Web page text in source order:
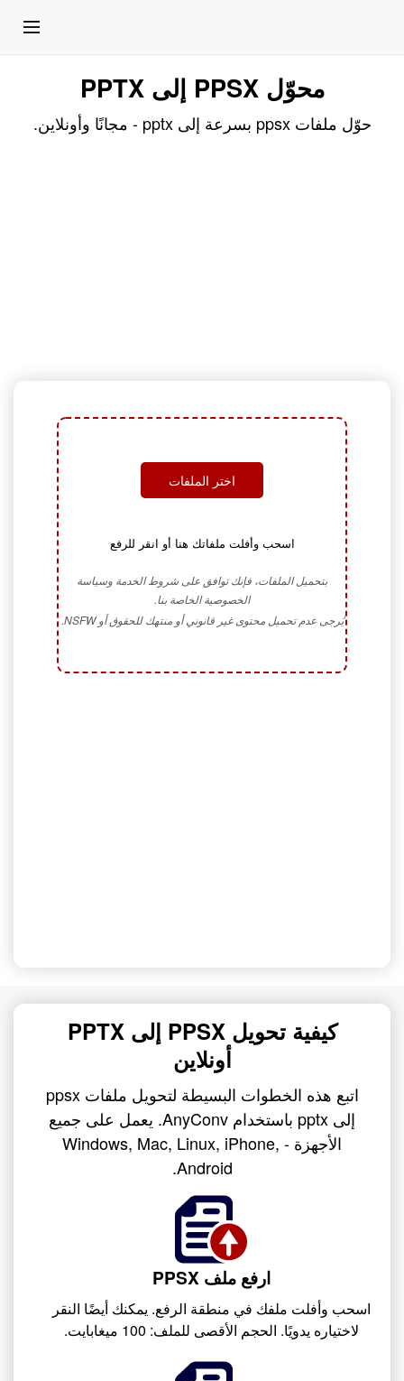
محوّل PPSX إلى PPTX
حوّل ملفات ppsx بسرعة إلى pptx - مجانًا وأونلاين.
اختر الملفات
اسحب وأفلت ملفاتك هنا أو انقر للرفع
بتحميل الملفات، فإنك توافق على شروط الخدمة وسياسة
الخصوصية الخاصة بنا.
يُرجى عدم تحميل محتوى غير قانوني أو منتهك للحقوق أو NSFW.
كيفية تحويل PPSX إلى PPTX
أونلاين
اتبع هذه الخطوات البسيطة لتحويل ملفات ppsx
إلى pptx باستخدام AnyConv. يعمل على جميع
الأجهزة - Windows, Mac, Linux, iPhone,
Android.
ارفع ملف PPSX
اسحب وأفلت ملفك في منطقة الرفع. يمكنك أيضًا النقر
لاختياره يدويًا. الحجم الأقصى للملف: 100 ميغابايت.